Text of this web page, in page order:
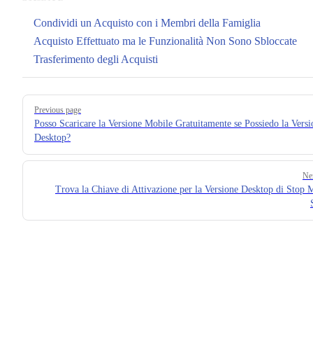
Condividi un Acquisto con i Membri della Famiglia
Acquisto Effettuato ma le Funzionalità Non Sono Sbloccate
Trasferimento degli Acquisti
Pager
Previous page
Posso Scaricare la Versione Mobile Gratuitamente se Possiedo la
Desktop?
Trova la Chiave di Attivazione per la Versione Desktop di Stop